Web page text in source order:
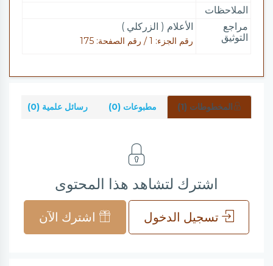
الملاحظات
مراجع
التوثيق
الأعلام ( الزركلي )
رقم الجزء: 1 / رقم الصفحة: 175
المخطوطات (1) مطبوعات (0) رسائل علمية (0)
اشترك لتشاهد هذا المحتوى
تسجيل الدخول اشترك الآن